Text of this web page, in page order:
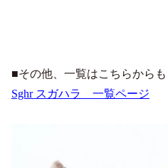
■その他、一覧はこちらからも
Sghr スガハラ 一覧ページ